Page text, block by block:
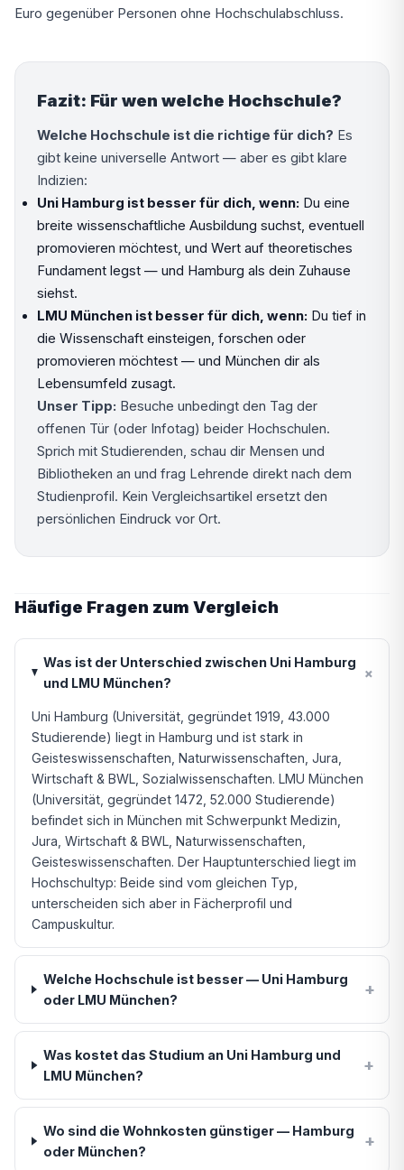
Euro gegenüber Personen ohne Hochschulabschluss.
Fazit: Für wen welche Hochschule?
Welche Hochschule ist die richtige für dich? Es
gibt keine universelle Antwort — aber es gibt klare
Indizien:
Uni Hamburg ist besser für dich, wenn: Du eine
breite wissenschaftliche Ausbildung suchst, eventuell
promovieren möchtest, und Wert auf theoretisches
Fundament legst — und Hamburg als dein Zuhause
siehst.
LMU München ist besser für dich, wenn: Du tief in
die Wissenschaft einsteigen, forschen oder
promovieren möchtest — und München dir als
Lebensumfeld zusagt.
Unser Tipp: Besuche unbedingt den Tag der
offenen Tür (oder Infotag) beider Hochschulen.
Sprich mit Studierenden, schau dir Mensen und
Bibliotheken an und frag Lehrende direkt nach dem
Studienprofil. Kein Vergleichsartikel ersetzt den
persönlichen Eindruck vor Ort.
Häufige Fragen zum Vergleich
Was ist der Unterschied zwischen Uni Hamburg
und LMU München?
+
Uni Hamburg (Universität, gegründet 1919, 43.000
Studierende) liegt in Hamburg und ist stark in
Geisteswissenschaften, Naturwissenschaften, Jura,
Wirtschaft & BWL, Sozialwissenschaften. LMU München
(Universität, gegründet 1472, 52.000 Studierende)
befindet sich in München mit Schwerpunkt Medizin,
Jura, Wirtschaft & BWL, Naturwissenschaften,
Geisteswissenschaften. Der Hauptunterschied liegt im
Hochschultyp: Beide sind vom gleichen Typ,
unterscheiden sich aber in Fächerprofil und
Campuskultur.
Welche Hochschule ist besser — Uni Hamburg
oder LMU München?
+
Was kostet das Studium an Uni Hamburg und
LMU München?
+
Wo sind die Wohnkosten günstiger — Hamburg
oder München?
+